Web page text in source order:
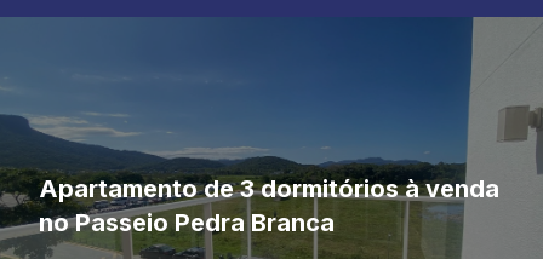
Apartamento de 3 dormitórios à venda
no Passeio Pedra Branca